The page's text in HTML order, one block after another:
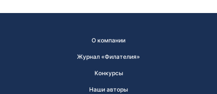
О компании
Журнал «Филателия»
Конкурсы
Наши авторы